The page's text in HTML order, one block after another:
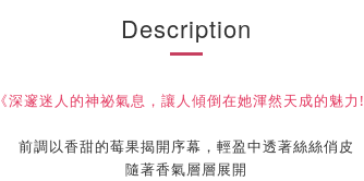
Description
《深邃迷人的神祕氣息，讓人傾倒在她渾然天成的魅力!
前調以香甜的莓果揭開序幕，輕盈中透著絲絲俏皮
隨著香氣層層展開